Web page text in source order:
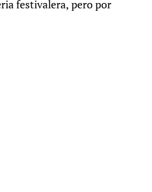
festivalera, pero por